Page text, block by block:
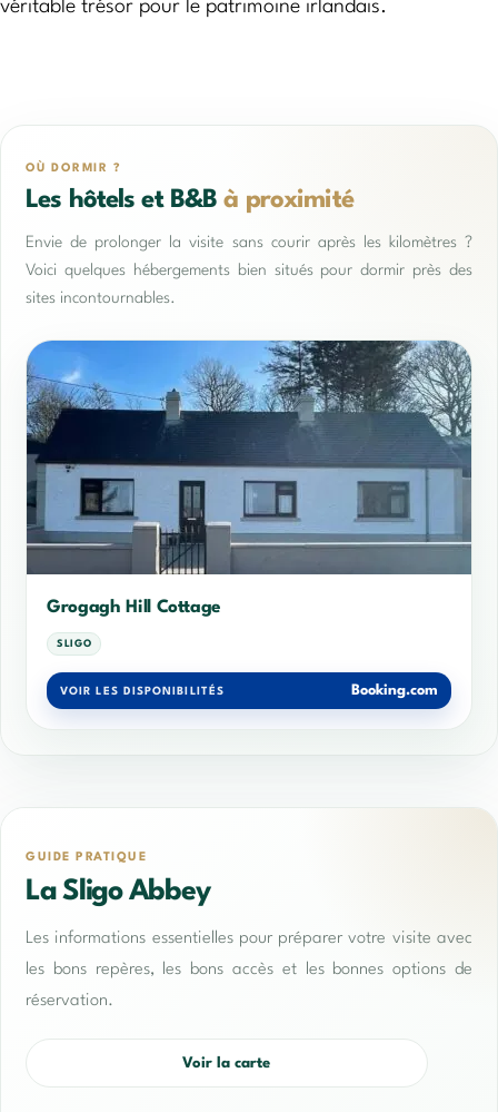
véritable trésor pour le patrimoine irlandais.
OÙ DORMIR ?
Les hôtels et B&Bà proximité
Envie de prolonger la visite sans courir après les kilomètres ?
Voici quelques hébergements bien situés pour dormir près des
sites incontournables.
Grogagh Hill Cottage
SLIGO
VOIR LES DISPONIBILITÉS Booking.com
GUIDE PRATIQUE
La Sligo Abbey
Les informations essentielles pour préparer votre visite avec
les bons repères, les bons accès et les bonnes options de
réservation.
Voir la carte